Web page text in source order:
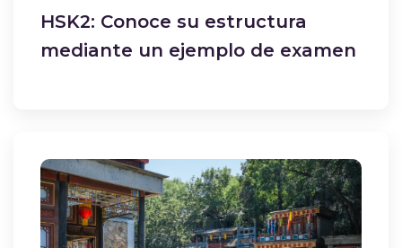
HSK2: Conoce su estructura
mediante un ejemplo de examen